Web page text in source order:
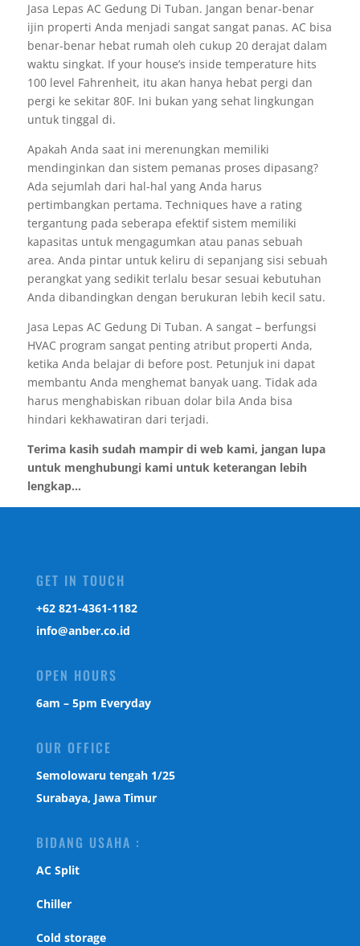
Jasa Lepas AC Gedung Di Tuban. Jangan benar-benar
ijin properti Anda menjadi sangat sangat panas. AC bisa
benar-benar hebat rumah oleh cukup 20 derajat dalam
waktu singkat. If your house’s inside temperature hits
100 level Fahrenheit, itu akan hanya hebat pergi dan
pergi ke sekitar 80F. Ini bukan yang sehat lingkungan
untuk tinggal di.
Apakah Anda saat ini merenungkan memiliki
mendinginkan dan sistem pemanas proses dipasang?
Ada sejumlah dari hal-hal yang Anda harus
pertimbangkan pertama. Techniques have a rating
tergantung pada seberapa efektif sistem memiliki
kapasitas untuk mengagumkan atau panas sebuah
area. Anda pintar untuk keliru di sepanjang sisi sebuah
perangkat yang sedikit terlalu besar sesuai kebutuhan
Anda dibandingkan dengan berukuran lebih kecil satu.
Jasa Lepas AC Gedung Di Tuban. A sangat – berfungsi
HVAC program sangat penting atribut properti Anda,
ketika Anda belajar di before post. Petunjuk ini dapat
membantu Anda menghemat banyak uang. Tidak ada
harus menghabiskan ribuan dolar bila Anda bisa
hindari kekhawatiran dari terjadi.
Terima kasih sudah mampir di web kami, jangan lupa
untuk menghubungi kami untuk keterangan lebih
lengkap...
GET IN TOUCH
‎+62 821-4361-1182
info@anber.co.id
OPEN HOURS
6am – 5pm Everyday
OUR OFFICE
Semolowaru tengah 1/25
Surabaya, Jawa Timur
BIDANG USAHA :
AC Split
Chiller
Cold storage